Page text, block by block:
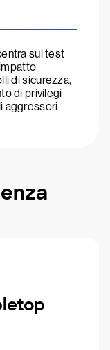
sui test
di sicurezza,
di privilegi
aggressori